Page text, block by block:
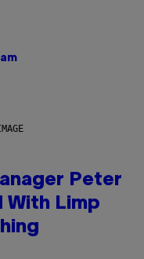
Peter
With Limp